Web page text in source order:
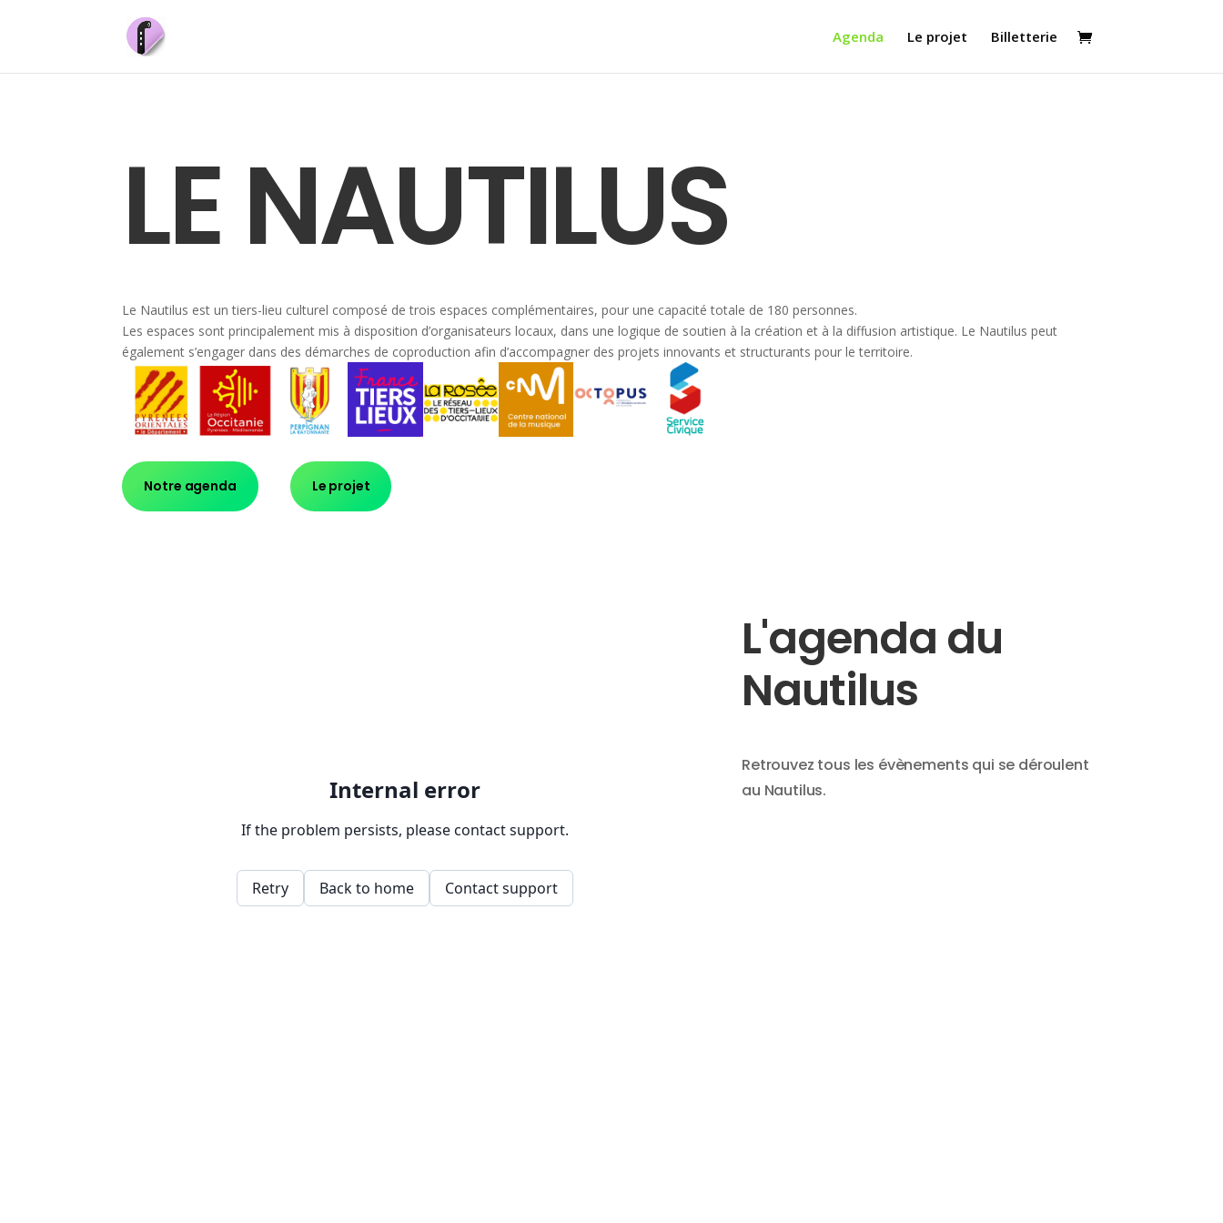
Agenda Le projet Billetterie
LE NAUTILUS
Le Nautilus est un tiers-lieu culturel composé de trois espaces complémentaires, pour une capacité totale de 180 personnes.
Les espaces sont principalement mis à disposition d’organisateurs locaux, dans une logique de soutien à la création et à la diffusion artistique. Le Nautilus peut
également s’engager dans des démarches de coproduction afin d’accompagner des projets innovants et structurants pour le territoire.
Notre agenda Le projet
L'agenda du
Nautilus
Retrouvez tous les évènements qui se déroulent
au Nautilus.